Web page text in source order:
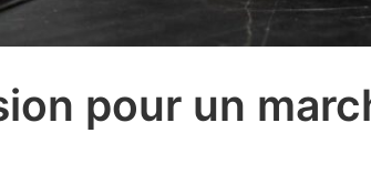
pour un